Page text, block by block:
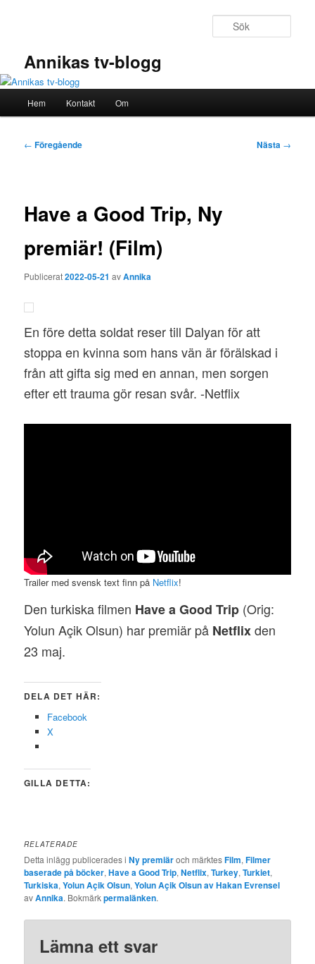
Annikas tv-blogg
Hem Kontakt Om
Inläggsnavigering
← Föregående Nästa →
Have a Good Trip, Ny
premiär! (Film)
Publicerat2022-05-21 avAnnika
En före detta soldat reser till Dalyan för att
stoppa en kvinna som hans vän är förälskad i
från att gifta sig med en annan, men sorgen
efter ett trauma gör resan svår. -Netflix
Trailer med svensk text finn på Netflix!
Den turkiska filmen Have a Good Trip (Orig:
Yolun Açik Olsun) har premiär på Netflixden
23 maj.
DELA DET HÄR:
Facebook
X
GILLA DETTA:
RELATERADE
Detta inlägg publicerades iNy premiäroch märktesFilm,Filmer
baserade på böcker,Have a Good Trip,Netflix,Turkey,Turkiet,
Turkiska,Yolun Açik Olsun,Yolun Açik Olsun av Hakan Evrensel
avAnnika. Bokmärkpermalänken.
Lämna ett svar